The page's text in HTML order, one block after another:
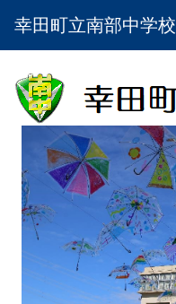
幸田町立南部中学校